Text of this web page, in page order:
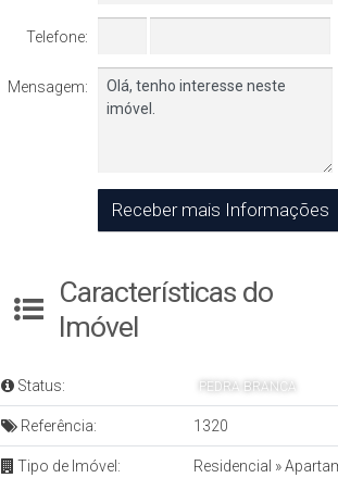
Telefone:
Mensagem:
Características do
Imóvel
Status: PEDRA BRANCA
Referência: 1320
Tipo de Imóvel: Residencial »